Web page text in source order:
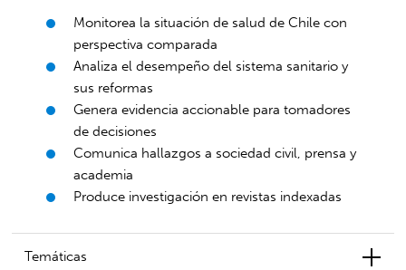
Monitorea la situación de salud de Chile con
perspectiva comparada
Analiza el desempeño del sistema sanitario y
sus reformas
Genera evidencia accionable para tomadores
de decisiones
Comunica hallazgos a sociedad civil, prensa y
academia
Produce investigación en revistas indexadas
Temáticas